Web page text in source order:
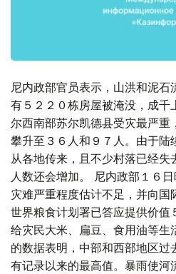
尼内政部官员表示，山洪和泥
有５２２０栋房屋被淹没，成千
尔西南部苏尔凯德县受灾最严重
攀升至３６人和９７人。由于陆
从各地传来，且不少村落已经
人数还会增加。 尼内政部１６
灾难严重程度估计不足，并向国
世界粮食计划署已答应提供价值
给灾民大米、扁豆、食用油等生
的数据表明，中部和西部地区
有记录以来的最高值。暴雨使河